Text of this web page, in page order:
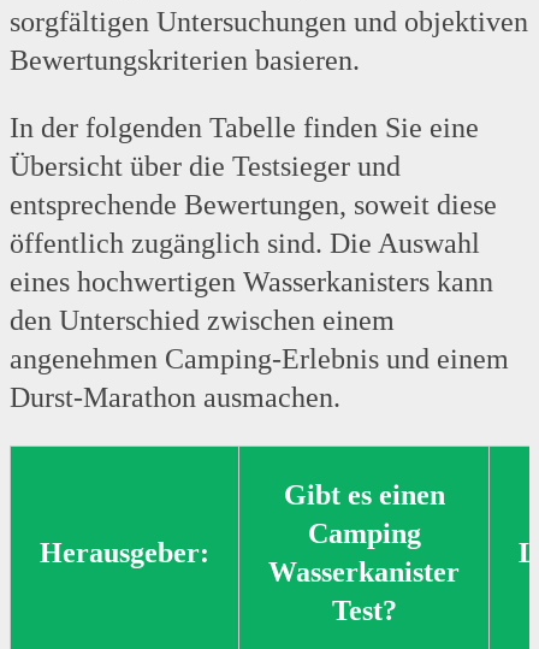
sorgfältigen Untersuchungen und objektiven
Bewertungskriterien basieren.
In der folgenden Tabelle finden Sie eine
Übersicht über die Testsieger und
entsprechende Bewertungen, soweit diese
öffentlich zugänglich sind. Die Auswahl
eines hochwertigen Wasserkanisters kann
den Unterschied zwischen einem
angenehmen Camping-Erlebnis und einem
Durst-Marathon ausmachen.
Herausgeber:
Gibt es einen
Camping
Wasserkanister
Test?